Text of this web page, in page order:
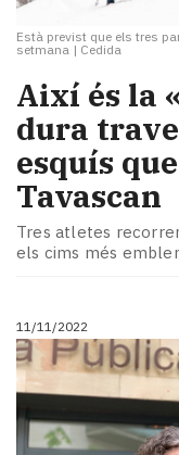
Està previst que els tres
setmana | Cedida
Així és la
dura
esquís
Tavascan
Tres atletes
els cims més
11/11/2022